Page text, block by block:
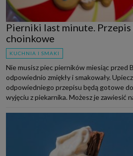
Pierniki last minute. Przepis
choinkowe
KUCHNIA I SMAKI
Nie musisz piec pierników miesiąc przed
odpowiednio zmiękły i smakowały.
odpowiedniego przepisu będą gotowe
wyjęciu z piekarnika. Możesz je zawiesić